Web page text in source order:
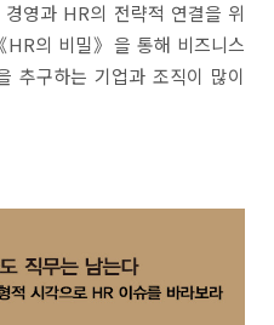
영과 HR의 전략적 연결을 위
HR의 비밀》을 통해 비즈니스
추구하는 기업과 조직이 많이